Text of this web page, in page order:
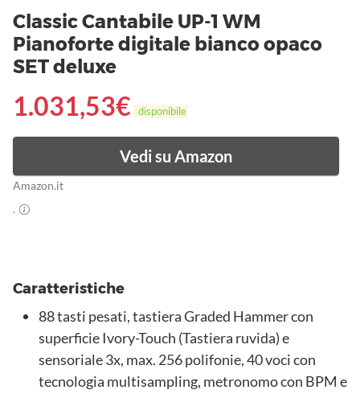
Classic Cantabile UP-1 WM
Pianoforte digitale bianco opaco
SET deluxe
1.031,53€ disponibile
Vedi su Amazon
Amazon.it
.
Caratteristiche
88 tasti pesati, tastiera Graded Hammer con
superficie Ivory-Touch (Tastiera ruvida) e
sensoriale 3x, max. 256 polifonie, 40 voci con
tecnologia multisampling, metronomo con BPM e